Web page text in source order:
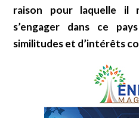
raison pour laquelle
s’engager dans ce
similitudes et d’intérêts